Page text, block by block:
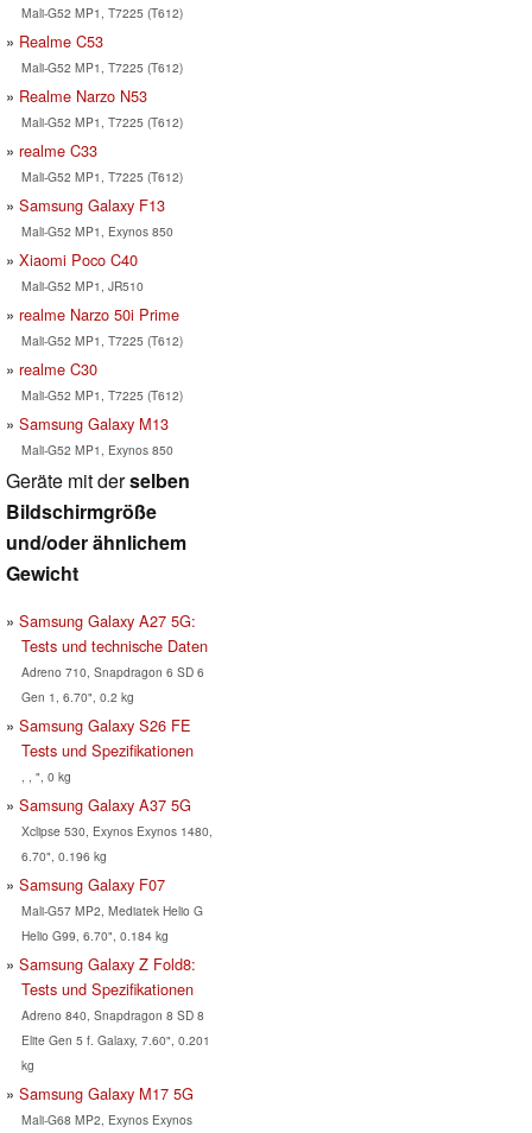
Mali-G52 MP1, T7225 (T612)
Realme C53
Mali-G52 MP1, T7225 (T612)
Realme Narzo N53
Mali-G52 MP1, T7225 (T612)
realme C33
Mali-G52 MP1, T7225 (T612)
Samsung Galaxy F13
Mali-G52 MP1, Exynos 850
Xiaomi Poco C40
Mali-G52 MP1, JR510
realme Narzo 50i Prime
Mali-G52 MP1, T7225 (T612)
realme C30
Mali-G52 MP1, T7225 (T612)
Samsung Galaxy M13
Mali-G52 MP1, Exynos 850
Geräte mit derselben
Bildschirmgröße
und/oder ähnlichem
Gewicht
Samsung Galaxy A27 5G:
Tests und technische Daten
Adreno 710, Snapdragon 6 SD 6
Gen 1, 6.70", 0.2 kg
Samsung Galaxy S26 FE
Tests und Spezifikationen
, , ", 0 kg
Samsung Galaxy A37 5G
Xclipse 530, Exynos Exynos 1480,
6.70", 0.196 kg
Samsung Galaxy F07
Mali-G57 MP2, Mediatek Helio G
Helio G99, 6.70", 0.184 kg
Samsung Galaxy Z Fold8:
Tests und Spezifikationen
Adreno 840, Snapdragon 8 SD 8
Elite Gen 5 f. Galaxy, 7.60", 0.201
kg
Samsung Galaxy M17 5G
Mali-G68 MP2, Exynos Exynos